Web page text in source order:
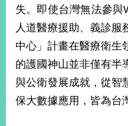
地
區
國
際
傳
播
政
失。即使台灣無法參與
人道醫療援助、義診服
中心」計畫在醫療衛生
的護國神山並非僅有半
與公衛發展成就，從智
保大數據應用，皆為台